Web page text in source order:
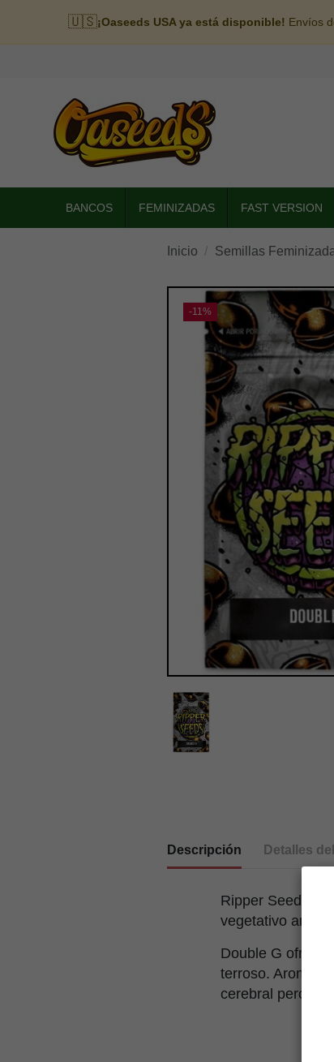
🇺🇸¡Oaseeds USA ya está disponible! Envíos
BANCOS FEMINIZADAS FAST VERSION
Inicio Semillas
-11%
Descripción Detalles
Ripper Seeds
vegetativo antes
Double G ofrece
terroso. Aromas
cerebral pero